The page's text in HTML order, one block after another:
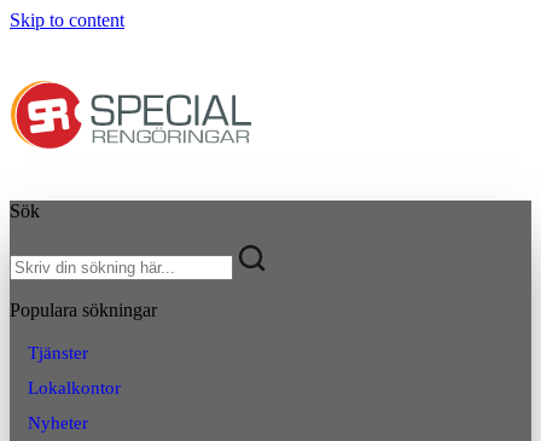
Skip to content
Sök
Populara sökningar
Tjänster
Lokalkontor
Nyheter